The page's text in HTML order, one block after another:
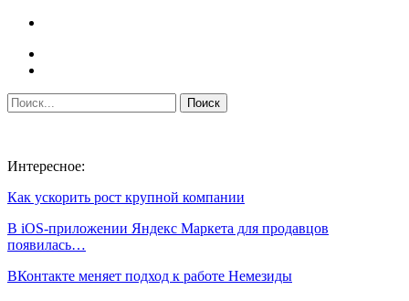
Интересное:
Как ускорить рост крупной компании
В iOS-приложении Яндекс Маркета для продавцов
появилась…
ВКонтакте меняет подход к работе Немезиды